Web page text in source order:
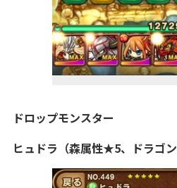
ドロップモンスター
ヒュドラ（森属性★5、ドラゴン